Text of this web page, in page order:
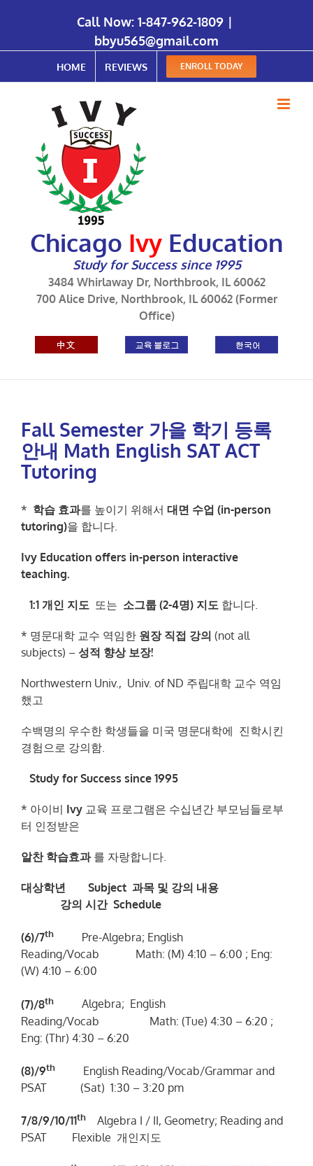
Call Now: 1-847-962-1809 |
bbyu565@gmail.com
HOME REVIEWS ENROLL TODAY
Chicago Ivy Education
Study for Success since 1995
3484 Whirlaway Dr, Northbrook, IL 60062
700 Alice Drive, Northbrook, IL 60062 (Former
Office)
Fall Semester 가을 학기 등록
안내 Math English SAT ACT
Tutoring
* 학습 효과를 높이기 위해서 대면 수업 (in-person
tutoring)을 합니다.
Ivy Education offers in-person interactive
teaching.
1:1 개인 지도 또는 소그룹 (2-4명) 지도 합니다.
* 명문대학 교수 역임한 원장 직접 강의 (not all
subjects) – 성적 향상 보장!
Northwestern Univ., Univ. of ND 주립대학 교수 역임
했고
수백명의 우수한 학생들을 미국 명문대학에 진학시킨
경험으로 강의함.
Study for Success since 1995
* 아이비 Ivy 교육 프로그램은 수십년간 부모님들로부
터 인정받은
알찬 학습효과를 자랑합니다.
대상학년 Subject 과목 및 강의 내용
강의 시간 Schedule
(6)/7th Pre-Algebra; English
Reading/Vocab Math: (M) 4:10 – 6:00 ; Eng:
(W) 4:10 – 6:00
(7)/8th Algebra; English
Reading/Vocab Math: (Tue) 4:30 – 6:20 ;
Eng: (Thr) 4:30 – 6:20
(8)/9th English Reading/Vocab/Grammar and
PSAT (Sat) 1:30 – 3:20 pm
7/8/9/10/11th Algebra I / II, Geometry; Reading and
PSAT Flexible 개인지도